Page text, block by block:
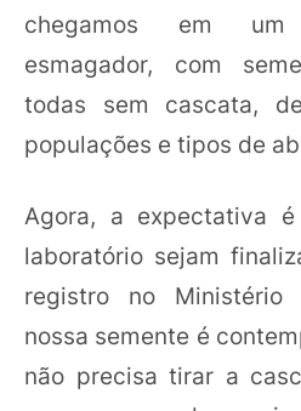
chegamos em
esmagador, com
todas sem cascata,
populações e tipos de
Agora, a expectativa
laboratório sejam
registro no Ministério
nossa semente é
não precisa tirar a